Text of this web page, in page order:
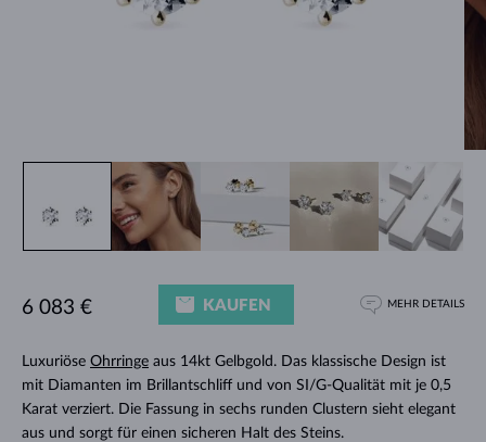
Luxuriöse Ohrringeaus 14kt Gelbgold. Das klassische Design ist
mit Diamanten im Brillantschliff und von SI/G-Qualität mit je 0,5
Karat verziert. Die Fassung in sechs runden Clustern sieht elegant
aus und sorgt für einen sicheren Halt des Steins.
6 083 € KAUFEN MEHR DETAILS